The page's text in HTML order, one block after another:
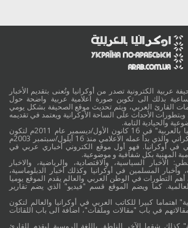
عربية الكترونية تصدر من أوكرانيا وتُعنى بتقديم الأخبار
ساعية بذلك الى تكوين صورة اعلامية عربية واضحة حول
القارئ العربي، ويتم تحديث موقع الصحيفة بشكل يومي
الأحداث على الساحة الأوكرانية ويعتمد في تقديمه
والحيادية التامة.
وقد جائت انطلاقة "أوكرانيا بالعربية" في 16 كانون الأول/ديسمبر عام 2011م لتكون
امتدادا للموقع العربي الاوكراني والذي بدأ عمله الاعلامي منذ 16 أيلول/سبتمبر 2003م
في أوكرانيا. فهو أول موقع الكتروني أخباري عربي في
المهنية بكل شفافية و موضوعية.
الأخبار السياسية، والاقتصادية، والرياضية، والاخبار
وأخبار المسلمين في أوكرانيا وكذلك أخبار الدبلوماسية،
أهم التطورات في الوطن العربي والعالم يقدم الموقع يوميا
كما ويضم الموقع قسم "فيديو" الذي يضم تقارير
اهتماما كبيرا للكاتب العربي في أوكرانيا والعالم لتكون
في باب "مقالات وملفات"، اضافة الى باب اللقائات